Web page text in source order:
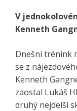
V
Kenneth
Dnešní trénink
se z
Kenneth
zaostal Lukáš
druhý nejdelší